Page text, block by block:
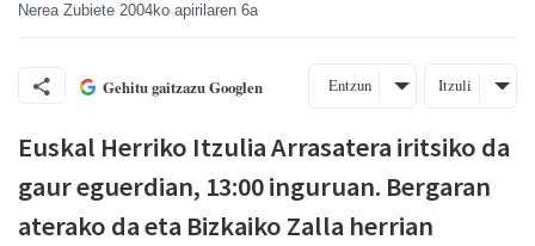
Nerea Zubiete 2004ko apirilaren 6a
Gehitu gaitzazu Googlen Entzun Itzuli
Euskal Herriko Itzulia Arrasatera iritsiko da
gaur eguerdian, 13:00 inguruan. Bergaran
aterako da eta Bizkaiko Zalla herrian